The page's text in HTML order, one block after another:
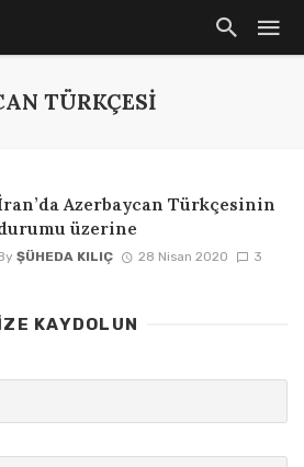
TÜRKÇESI
Azerbaycan Türkçesinin
üzerine
ŞÜHEDA KILIÇ 28 Nisan 2020 3
KAYDOLUN